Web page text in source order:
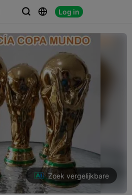
  Log in
 
Zoek vergelijkbare